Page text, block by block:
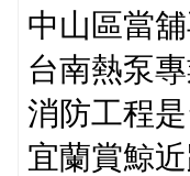
中山區當
台南熱泵
消防工程
宜蘭賞鯨